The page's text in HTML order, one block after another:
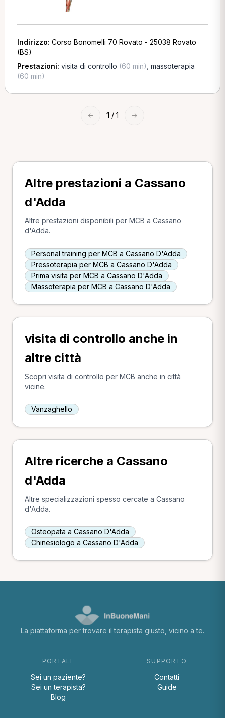
Indirizzo: Corso Bonomelli 70 Rovato - 25038 Rovato
(BS)
Prestazioni: visita di controllo (60 min) massoterapia
(60 min)
← 1 / 1 →
Altre prestazioni a Cassano
d'Adda
Altre prestazioni disponibili per MCB a Cassano
d'Adda.
Personal training per MCB a Cassano D'Adda
Pressoterapia per MCB a Cassano D'Adda
Prima visita per MCB a Cassano D'Adda
Massoterapia per MCB a Cassano D'Adda
visita di controllo anche in
altre città
Scopri visita di controllo per MCB anche in città
vicine.
Vanzaghello
Altre ricerche a Cassano
d'Adda
Altre specializzazioni spesso cercate a Cassano
d'Adda.
Osteopata a Cassano D'Adda
Chinesiologo a Cassano D'Adda
La piattaforma per trovare il terapista giusto, vicino a te.
PORTALE
Sei un paziente?
Sei un terapista?
Blog
SUPPORTO
Contatti
Guide